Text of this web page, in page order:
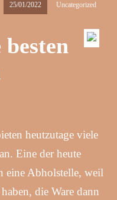
25/01/2022 Uncategorized
heutzutage viele
Eine der heute
eine Abholstelle, weil
die Ware dann